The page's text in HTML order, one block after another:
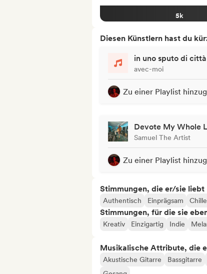
5k
Diesen Künstlern hast du
in uno sputo di città
avec-moi
Zu einer Playlist
Devote My Whole
Samuel The Artist
Zu einer Playlist
Stimmungen, die er/sie liebt
Authentisch Einprägsam
Stimmungen, für die sie
Kreativ Einzigartig Indie
Musikalische Attribute, die
Akustische Gitarre Bassgitarre